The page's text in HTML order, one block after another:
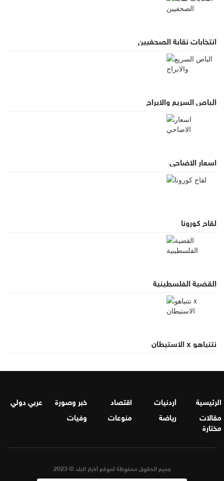
انتخابات نقابة الصحفيين
الباص السريع والابراج
اسعار الاضاحي
لقاح كورونا
القضية الفلسطينية
نتنياهو x الاستيطان
الرئيسية أردنيات اقتصاد خبر وصورة
عربي دولي
مقالات
مختارة
رياضة منوعات وفيات
جميع الحقوق محفوظة لموقع أخبار البلد © 2023